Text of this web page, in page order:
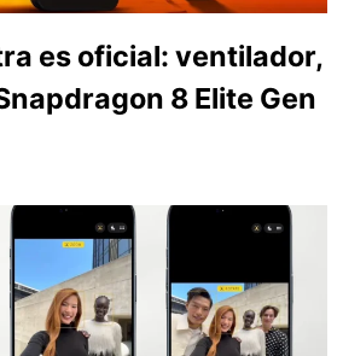
es oficial: ventilador,
8 Elite Gen